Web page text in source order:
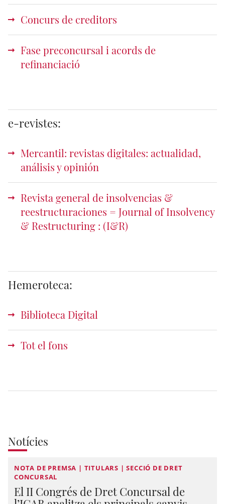
Concurs de creditors
Fase preconcursal i acords de
refinanciació
e-revistes:
Mercantil: revistas digitales: actualidad,
análisis y opinión
Revista general de insolvencias &
reestructuraciones = Journal of Insolvency
& Restructuring : (I&R)
Hemeroteca:
Biblioteca Digital
Tot el fons
Notícies
NOTA DE PREMSA | TITULARS | SECCIÓ DE DRET
CONCURSAL
El II Congrés de Dret Concursal de